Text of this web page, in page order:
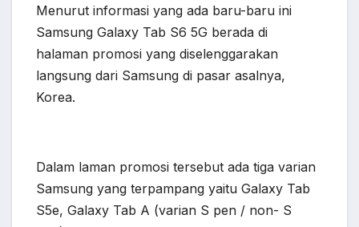
Menurut informasi yang ada baru-baru ini
Samsung Galaxy Tab S6 5G berada di
halaman promosi yang diselenggarakan
langsung dari Samsung di pasar asalnya,
Korea.
Dalam laman promosi tersebut ada tiga varian
Samsung yang terpampang yaitu Galaxy Tab
S5e, Galaxy Tab A (varian S pen / non- S